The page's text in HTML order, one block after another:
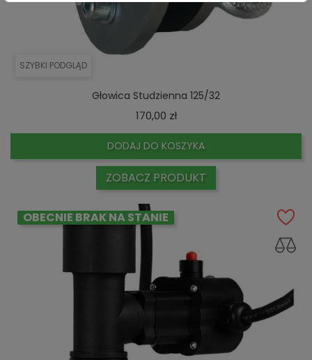
SZYBKI PODGLĄD
Głowica Studzienna 125/32
170,00 złCena
DODAJ DO KOSZYKA
ZOBACZ PRODUKT
OBECNIE BRAK NA STANIE